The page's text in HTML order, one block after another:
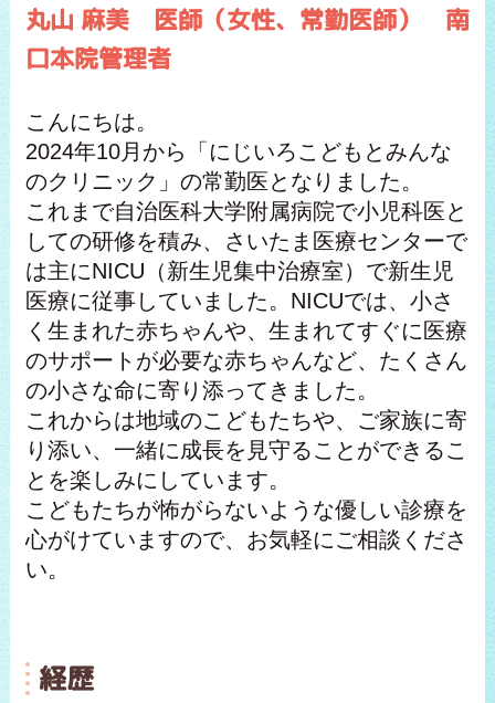
丸山 麻美 医師（女性、常勤医師） 南
口本院管理者
こんにちは。
2024年10月から「にじいろこどもとみんな
のクリニック」の常勤医となりました。
これまで自治医科大学附属病院で小児科医と
しての研修を積み、さいたま医療センターで
は主にNICU（新生児集中治療室）で新生児
医療に従事していました。NICUでは、小さ
く生まれた赤ちゃんや、生まれてすぐに医療
のサポートが必要な赤ちゃんなど、たくさん
の小さな命に寄り添ってきました。
これからは地域のこどもたちや、ご家族に寄
り添い、一緒に成長を見守ることができるこ
とを楽しみにしています。
こどもたちが怖がらないような優しい診療を
心がけていますので、お気軽にご相談くださ
い。
経歴